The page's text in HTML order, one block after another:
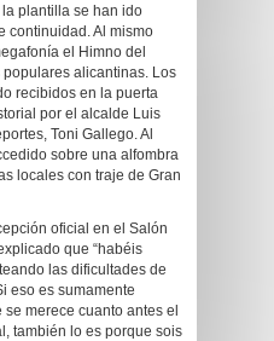
plantilla se han ido
continuidad. Al mismo
el Himno del
alicantinas. Los
recibidos en la puerta
por el alcalde Luis
Toni Gallego. Al
sobre una alfombra
locales con traje de Gran
oficial en el Salón
que “habéis
las dificultades de
eso es sumamente
merece cuanto antes el
también lo es porque sois